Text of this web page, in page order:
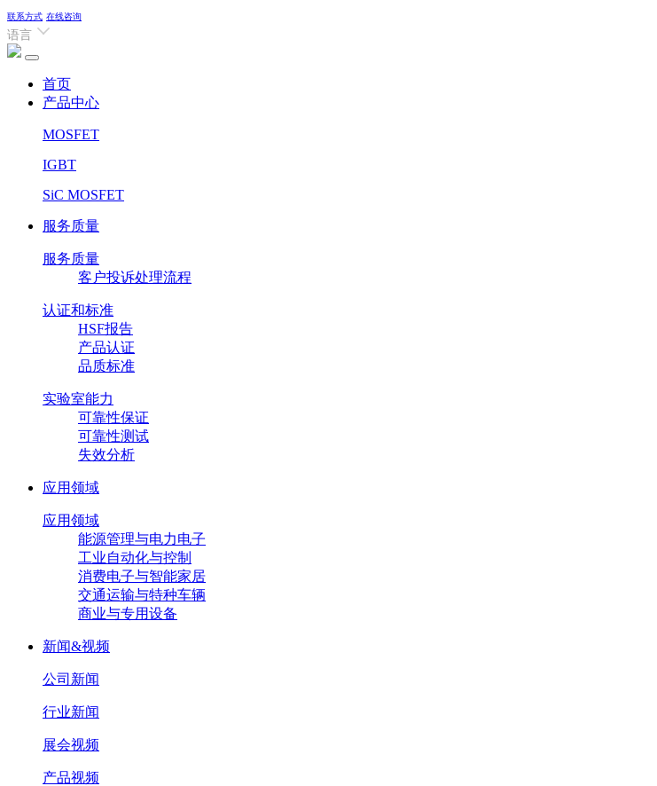
联系方式 在线咨询
语言
首页(current)
产品中心
MOSFET
IGBT
SiC MOSFET
服务质量
服务质量
客户投诉处理流程
认证和标准
HSF报告
产品认证
品质标准
实验室能力
可靠性保证
可靠性测试
失效分析
应用领域
应用领域
能源管理与电力电子
工业自动化与控制
消费电子与智能家居
交通运输与特种车辆
商业与专用设备
新闻&视频
公司新闻
行业新闻
展会视频
产品视频